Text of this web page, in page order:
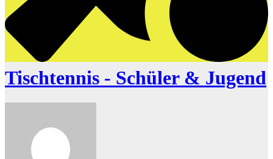
Tischtennis - Schüler & Jugend